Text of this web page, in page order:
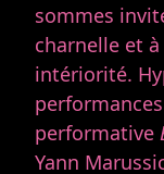
sommes
charnelle et
intériorité.
performative
Yann